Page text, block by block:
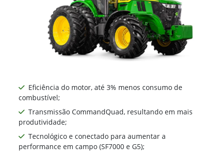
Eficiência do motor, até 3% menos consumo de
combustível;
Transmissão CommandQuad, resultando em mais
produtividade;
Tecnológico e conectado para aumentar a
performance em campo (SF7000 e G5);